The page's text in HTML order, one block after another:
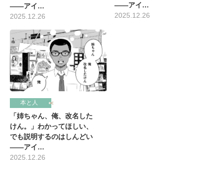
――アイ…
2025.12.26
――アイ…
2025.12.26
本と人
「姉ちゃん、俺、改名した
けん。」わかってほしい、
でも説明するのはしんどい
――アイ…
2025.12.26